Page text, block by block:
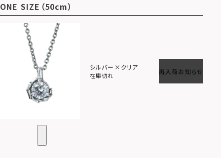
ONE SIZE（50cm）
シルバー×クリア
在庫切れ
再入荷お知らせ